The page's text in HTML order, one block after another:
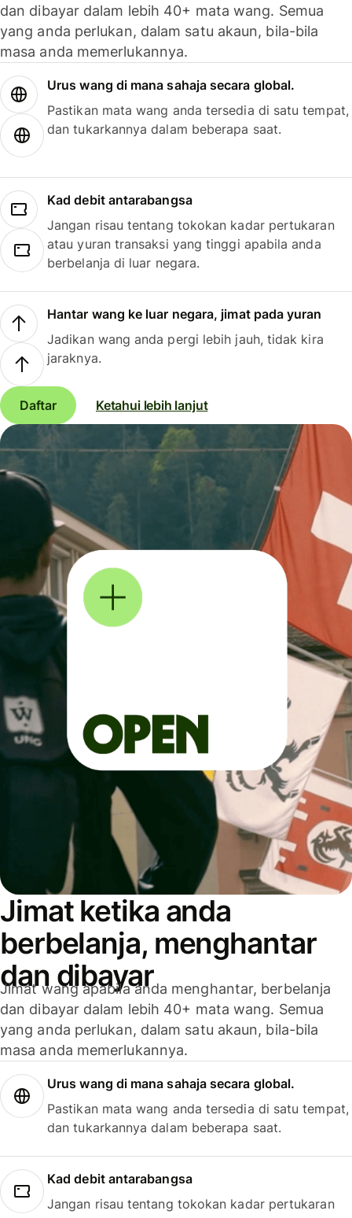
dan dibayar dalam lebih 40+ mata wang. Semua
yang anda perlukan, dalam satu akaun, bila-bila
masa anda memerlukannya.
Urus wang di mana sahaja secara global.
Pastikan mata wang anda tersedia di satu tempat,
dan tukarkannya dalam beberapa saat.
Kad debit antarabangsa
Jangan risau tentang tokokan kadar pertukaran
atau yuran transaksi yang tinggi apabila anda
berbelanja di luar negara.
Hantar wang ke luar negara, jimat pada yuran
Jadikan wang anda pergi lebih jauh, tidak kira
jaraknya.
Daftar Ketahui lebih lanjut
Jimat ketika anda
berbelanja, menghantar
dan dibayar
Jimat wang apabila anda menghantar, berbelanja
dan dibayar dalam lebih 40+ mata wang. Semua
yang anda perlukan, dalam satu akaun, bila-bila
masa anda memerlukannya.
Urus wang di mana sahaja secara global.
Pastikan mata wang anda tersedia di satu tempat,
dan tukarkannya dalam beberapa saat.
Kad debit antarabangsa
Jangan risau tentang tokokan kadar pertukaran